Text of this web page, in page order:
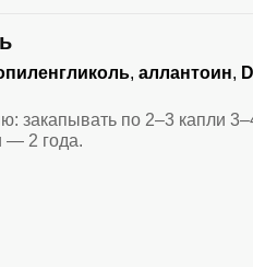
, аллантоин,
закапывать по 2–3 капли
— 2 года.